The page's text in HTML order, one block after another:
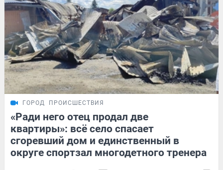
ГОРОД ПРОИСШЕСТВИЯ
«Ради него отец продал две
квартиры»: всё село спасает
сгоревший дом и единственный в
округе спортзал многодетного тренера